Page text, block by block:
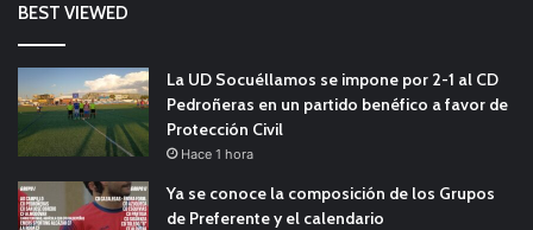
BEST VIEWED
La UD Socuéllamos se impone por 2-1 al CD
Pedroñeras en un partido benéfico a favor de
Protección Civil
Hace 1 hora
Ya se conoce la composición de los Grupos
de Preferente y el calendario